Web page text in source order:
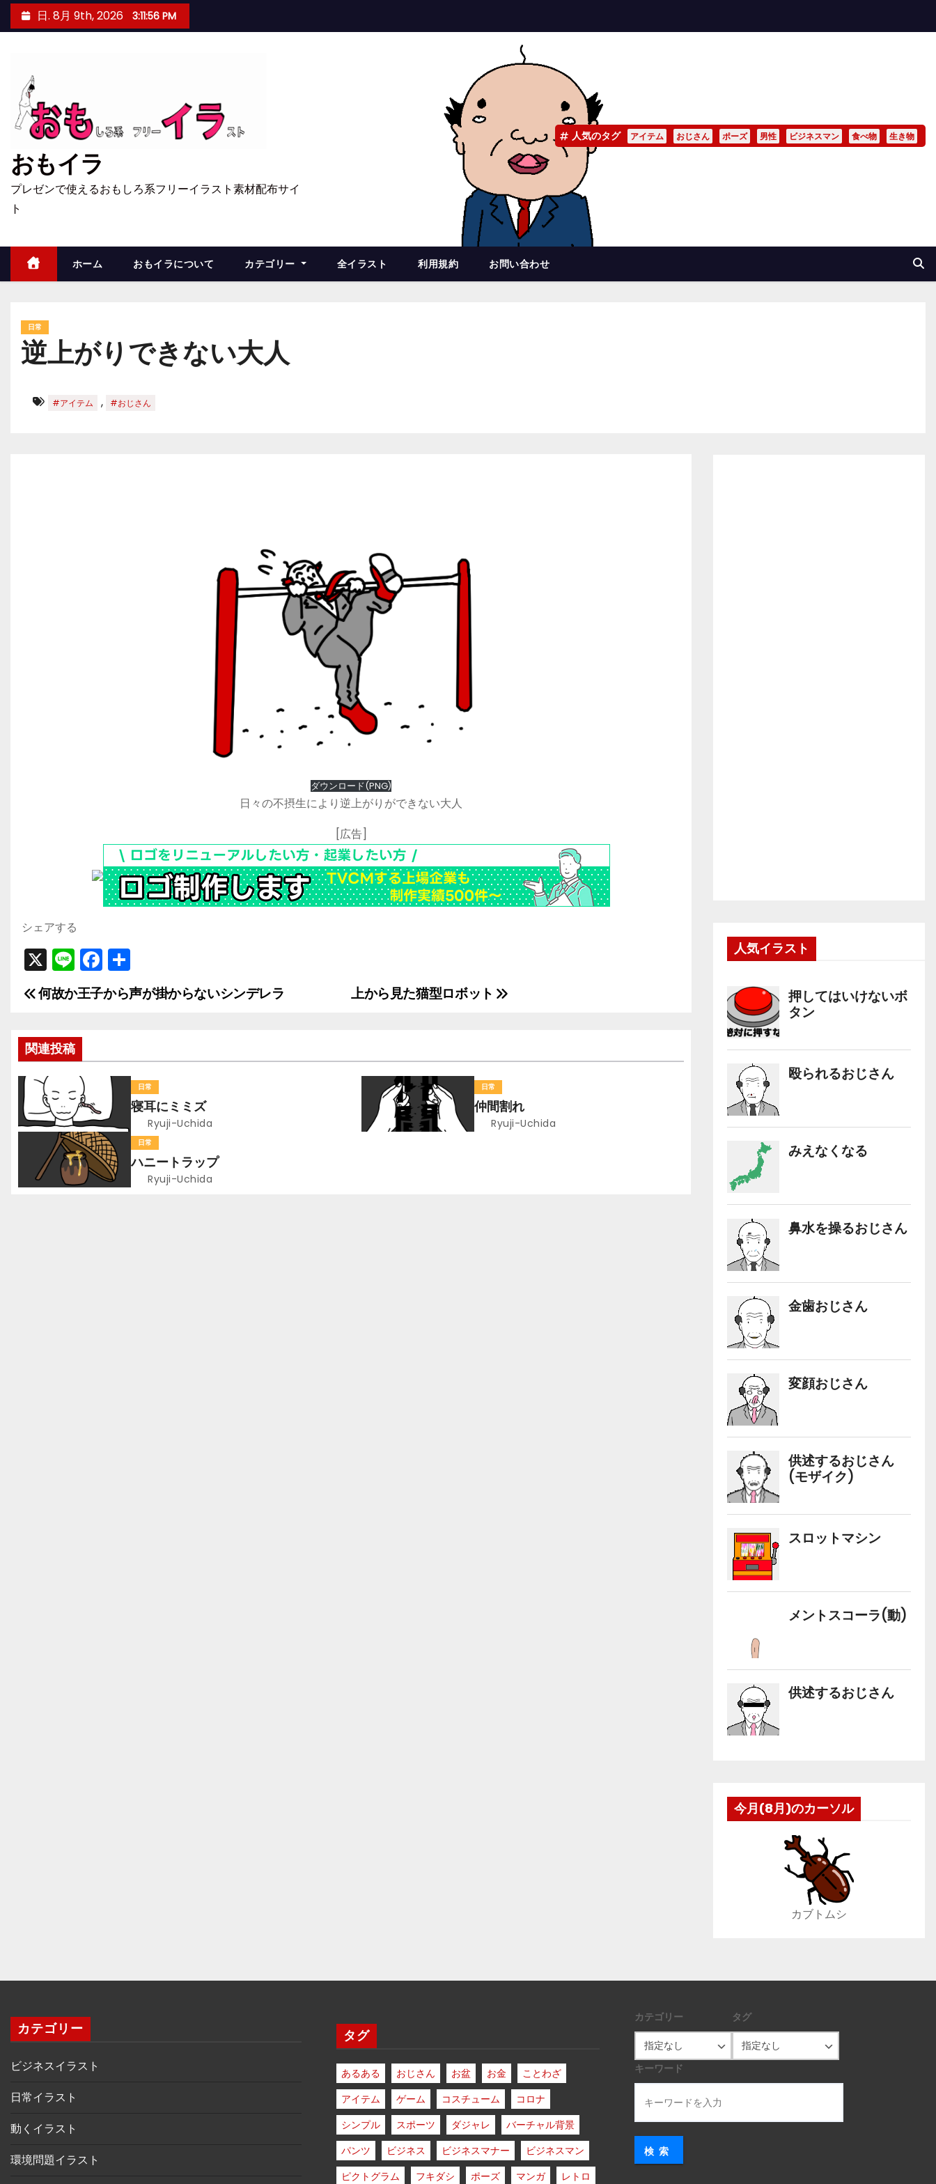
ン
日. 8月 9th, 2026 3:11:57 PM
おもイラ
プレゼンで使えるおもしろ系フリーイラスト素材配布サイ
ト
人気のタグ アイテム おじさん ポーズ 男性 ビジネスマン 食べ物 生き物
ホーム おもイラについて カテゴリー 全イラスト 利用規約 お問い合わせ
日常
逆上がりできない大人
#アイテム , #おじさん
ダウンロード(PNG)
日々の不摂生により逆上がりができない大人
[広告]
シェアする
X Li
n
e
F
a
c
o
o
k
有
投
ナ
ビ
ゲ
シ
上から見た猫型ロボット
何故か王子から声が掛からないシンデレラ
関連投稿
日常
寝耳にミミズ
Ryuji-Uchida
日常
仲間割れ
Ryuji-Uchida
日常
ハニートラップ
Ryuji-Uchida
人気イラスト
今月(8月)のカーソル
カブトムシ
カテゴリー
ビジネスイラスト
日常イラスト
動くイラスト
環境問題イラスト
タグ
あるある おじさん お盆 お金
ことわざ
アイテム
ゲーム コスチューム
コロナ
シンプル
スポーツ ダジャレ
バーチャル背景
パンツ
ビジネス ビジネスマナー
ビジネスマン
ピクトグラム
フキダシ ポーズ マンガ レトロ
カテゴリー タグ
キーワード
検索